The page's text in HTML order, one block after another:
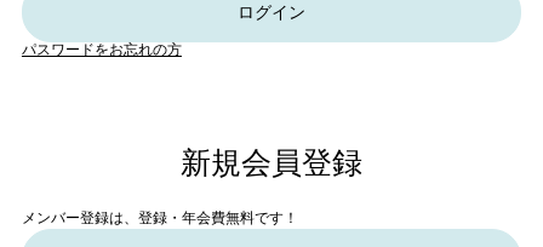
ログイン
パスワードをお忘れの方
新規会員登録
メンバー登録は、登録・年会費無料です！